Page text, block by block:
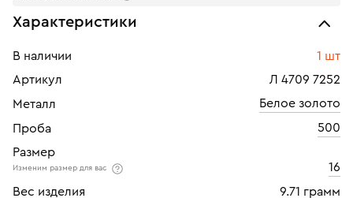
Характеристики
В наличии
1 шт
Артикул
Л 4709 7252
Металл
Белое золото
Проба
500
Размер
Изменим размер для вас
16
Вес изделия
9.71 грамм